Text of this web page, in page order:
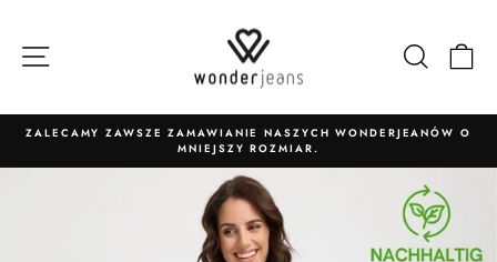
treści
Szukaj
Wstrzymaj
pokaz
slajdów
ZALECAMY ZAWSZE ZAMAWIANIE NASZYCH WONDERJEANÓW O
MNIEJSZY ROZMIAR.